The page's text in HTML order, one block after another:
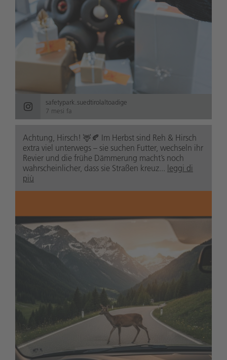
safetypark.suedtirolaltoadige
7 mesi fa
Achtung, Hirsch! 🦌🍂 Im Herbst sind Reh & Hirsch
extra viel unterwegs – sie suchen Futter, wechseln ihr
Revier und die frühe Dämmerung macht’s noch
wahrscheinlicher, dass sie Straßen kreuz... leggi di
più